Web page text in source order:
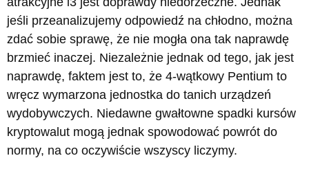
jeśli przeanalizujemy odpowiedź na chłodno, można
zdać sobie sprawę, że nie mogła ona tak naprawdę
brzmieć inaczej. Niezależnie jednak od tego, jak jest
naprawdę, faktem jest to, że 4-wątkowy Pentium to
wręcz wymarzona jednostka do tanich urządzeń
wydobywczych. Niedawne gwałtowne spadki kursów
kryptowalut mogą jednak spowodować powrót do
normy, na co oczywiście wszyscy liczymy.